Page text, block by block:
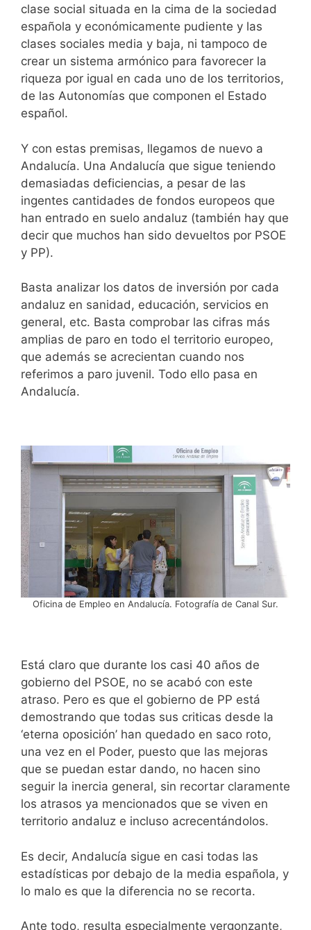
clase social situada en la cima de la sociedad
española y económicamente pudiente y las
clases sociales media y baja, ni tampoco de
crear un sistema armónico para favorecer la
riqueza por igual en cada uno de los territorios,
de las Autonomías que componen el Estado
español.
Y con estas premisas, llegamos de nuevo a
Andalucía. Una Andalucía que sigue teniendo
demasiadas deficiencias, a pesar de las
ingentes cantidades de fondos europeos que
han entrado en suelo andaluz (también hay que
decir que muchos han sido devueltos por PSOE
y PP).
Basta analizar los datos de inversión por cada
andaluz en sanidad, educación, servicios en
general, etc. Basta comprobar las cifras más
amplias de paro en todo el territorio europeo,
que además se acrecientan cuando nos
referimos a paro juvenil. Todo ello pasa en
Andalucía.
Oficina de Empleo en Andalucía. Fotografía de Canal Sur.
Está claro que durante los casi 40 años de
gobierno del PSOE, no se acabó con este
atraso. Pero es que el gobierno de PP está
demostrando que todas sus criticas desde la
‘eterna oposición’ han quedado en saco roto,
una vez en el Poder, puesto que las mejoras
que se puedan estar dando, no hacen sino
seguir la inercia general, sin recortar claramente
los atrasos ya mencionados que se viven en
territorio andaluz e incluso acrecentándolos.
Es decir, Andalucía sigue en casi todas las
estadísticas por debajo de la media española, y
lo malo es que la diferencia no se recorta.
Ante todo, resulta especialmente vergonzante,